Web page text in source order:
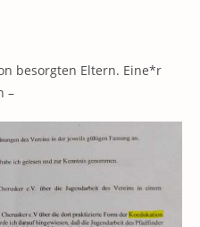
besorgten Eltern. Eine*r
–